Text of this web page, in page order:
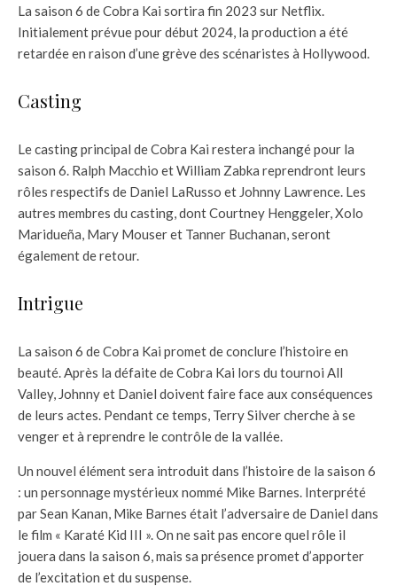
La saison 6 de Cobra Kai sortira fin 2023 sur Netflix.
Initialement prévue pour début 2024, la production a été
retardée en raison d’une grève des scénaristes à Hollywood.
Casting
Le casting principal de Cobra Kai restera inchangé pour la
saison 6. Ralph Macchio et William Zabka reprendront leurs
rôles respectifs de Daniel LaRusso et Johnny Lawrence. Les
autres membres du casting, dont Courtney Henggeler, Xolo
Maridueña, Mary Mouser et Tanner Buchanan, seront
également de retour.
Intrigue
La saison 6 de Cobra Kai promet de conclure l’histoire en
beauté. Après la défaite de Cobra Kai lors du tournoi All
Valley, Johnny et Daniel doivent faire face aux conséquences
de leurs actes. Pendant ce temps, Terry Silver cherche à se
venger et à reprendre le contrôle de la vallée.
Un nouvel élément sera introduit dans l’histoire de la saison 6
: un personnage mystérieux nommé Mike Barnes. Interprété
par Sean Kanan, Mike Barnes était l’adversaire de Daniel dans
le film « Karaté Kid III ». On ne sait pas encore quel rôle il
jouera dans la saison 6, mais sa présence promet d’apporter
de l’excitation et du suspense.